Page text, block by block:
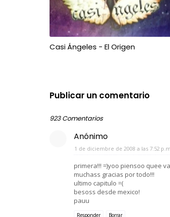
Casi Ángeles - El Origen
Publicar un comentario
923 Comentarios
Anónimo
1 de diciembre de 2008 a las 7:52
primera!!! =)yoo piensoo quee
muchass gracias por todo!!!
ultimo capitulo =(
besoss desde mexico!
pauu
Responder Borrar